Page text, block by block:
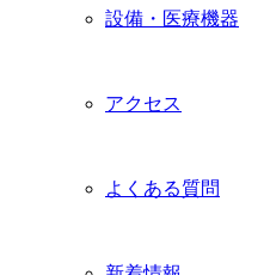
設備・医療機器
アクセス
よくある質問